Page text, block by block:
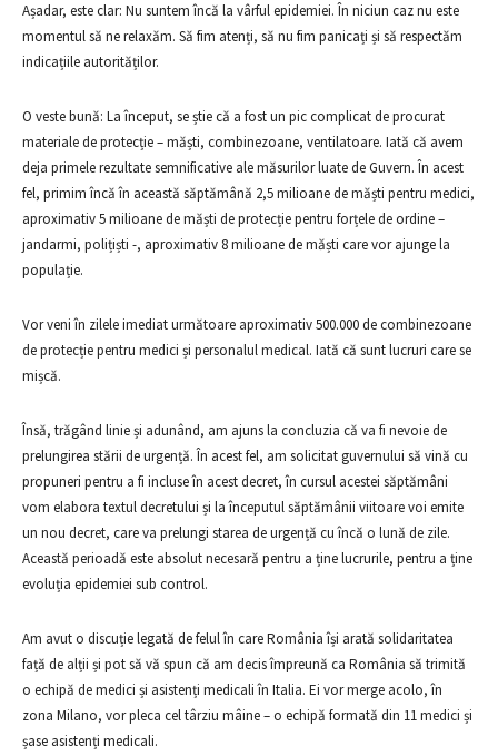
Așadar, este clar: Nu suntem încă la vârful epidemiei. În niciun caz nu este
momentul să ne relaxăm. Să fim atenți, să nu fim panicați și să respectăm
indicațiile autorităților.
O veste bună: La început, se știe că a fost un pic complicat de procurat
materiale de protecție – măști, combinezoane, ventilatoare. Iată că avem
deja primele rezultate semnificative ale măsurilor luate de Guvern. În acest
fel, primim încă în această săptămână 2,5 milioane de măști pentru medici,
aproximativ 5 milioane de măști de protecție pentru forțele de ordine –
jandarmi, polițiști -, aproximativ 8 milioane de măști care vor ajunge la
populație.
Vor veni în zilele imediat următoare aproximativ 500.000 de combinezoane
de protecție pentru medici și personalul medical. Iată că sunt lucruri care se
mișcă.
Însă, trăgând linie și adunând, am ajuns la concluzia că va fi nevoie de
prelungirea stării de urgență. În acest fel, am solicitat guvernului să vină cu
propuneri pentru a fi incluse în acest decret, în cursul acestei săptămâni
vom elabora textul decretului și la începutul săptămânii viitoare voi emite
un nou decret, care va prelungi starea de urgență cu încă o lună de zile.
Această perioadă este absolut necesară pentru a ține lucrurile, pentru a ține
evoluția epidemiei sub control.
Am avut o discuție legată de felul în care România își arată solidaritatea
față de alții și pot să vă spun că am decis împreună ca România să trimită
o echipă de medici și asistenți medicali în Italia. Ei vor merge acolo, în
zona Milano, vor pleca cel târziu mâine – o echipă formată din 11 medici și
șase asistenți medicali.